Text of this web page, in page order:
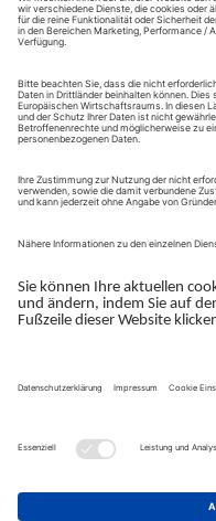
DSGVO und andererseits
gem. § 195 BGB. Die Frist
entstanden ist. Somit
31.12. des Jahres, in dem
Jahre später am 31.12. um
8.3
8.3.1 Google
verwendet werden, um
dabei, die Verwendung
besser zu verstehen und